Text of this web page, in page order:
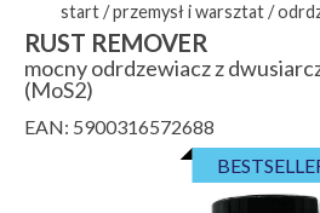
start / przemysł i warsztat /
RUST REMOVER
mocny odrdzewiacz z
(MoS2)
EAN: 5900316572688